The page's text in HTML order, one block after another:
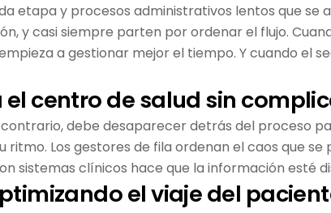
etapa y procesos administrativos lentos que se
y casi siempre parten por ordenar el flujo.
a gestionar mejor el tiempo. Y cuando el
centro de salud sin
debe desaparecer detrás del proceso
Los gestores de fila ordenan el caos que
sistemas clínicos hace que la información esté
el viaje del